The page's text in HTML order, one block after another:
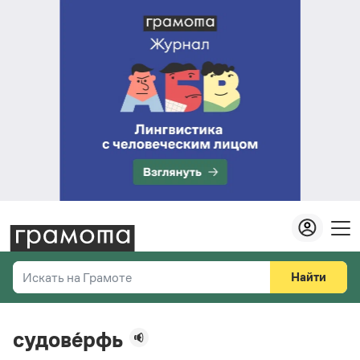
Искать на Грамоте
Справочная служба
Найти
судове́рфь